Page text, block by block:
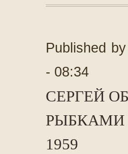
Published
- 08:34
СЕРГЕЙ
РЫБКАМИ
1959